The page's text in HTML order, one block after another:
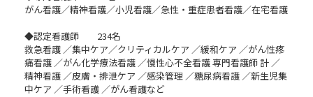
がん看護／精神看護／小児看護／急性・重症患者看護／在宅看護
◆認定看護師 234名
救急看護 ／集中ケア／クリティカルケア ／緩和ケア ／がん性疼
痛看護 ／がん化学療法看護 ／慢性心不全看護 専門看護師 計 ／
精神看護 ／皮膚・排泄ケア ／感染管理 ／糖尿病看護 ／新生児集
中ケア ／手術看護 ／がん看護など